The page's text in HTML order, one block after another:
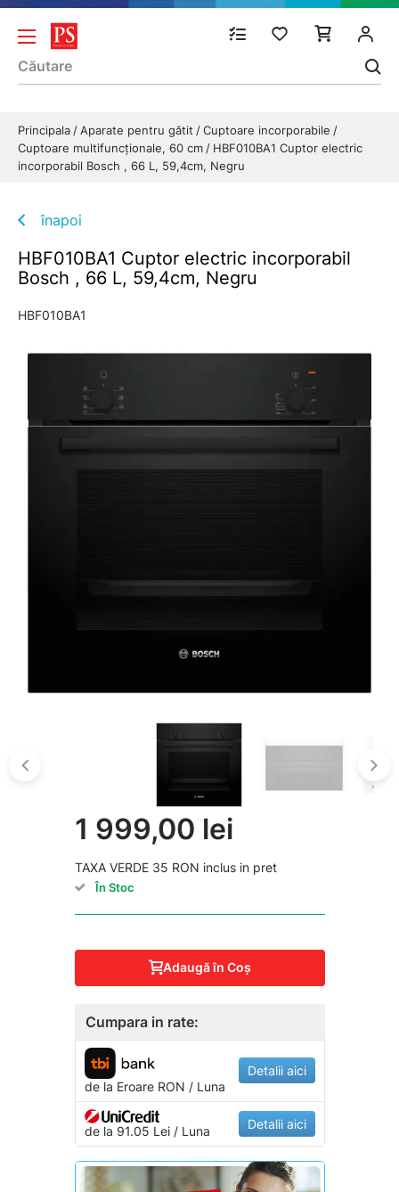
Principala Aparate pentru gătit
Cuptoare incorporabile
Cuptoare multifuncționale, 60 cm
HBF010BA1 Cuptor electric
incorporabil Bosch , 66 L, 59,4cm, Negru
înapoi
HBF010BA1 Cuptor electric incorporabil
Bosch , 66 L, 59,4cm, Negru
HBF010BA1
1 999,00 lei
TAXA VERDE 35 RON inclus in pret
În Stoc
Adaugă în Coş
Cumpara in rate:
de la EroareRON / Luna
Detalii aici
de la 91.05 Lei / Luna Detalii aici